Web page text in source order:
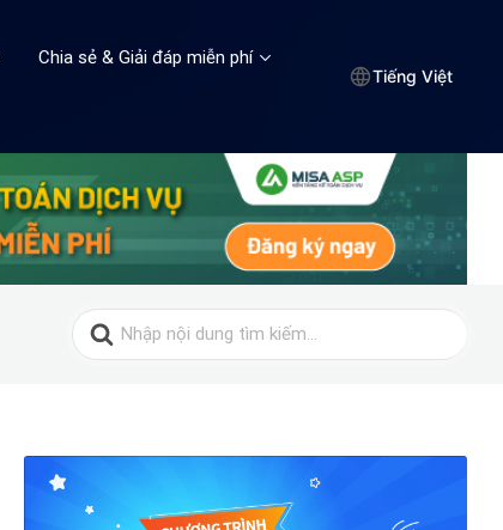
Chia sẻ & Giải đáp miễn phí
Tiếng Việt
Search
for: